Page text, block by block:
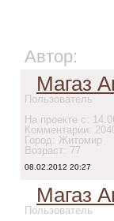
Автор:
Магаз
Пользователь
На проекте с:
Комментарии:
Город: Житомир
Возраст: 77
08.02.2012 20:27
Магаз
Пользователь